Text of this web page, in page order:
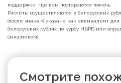
поддержки, где вам постараются помочь.
Расчёты осуществляются в белорусских
(после знака ≈) указана как эквивалент
белорусских рублях по курсу НБРБ или
(заказчиком).
Смотрите